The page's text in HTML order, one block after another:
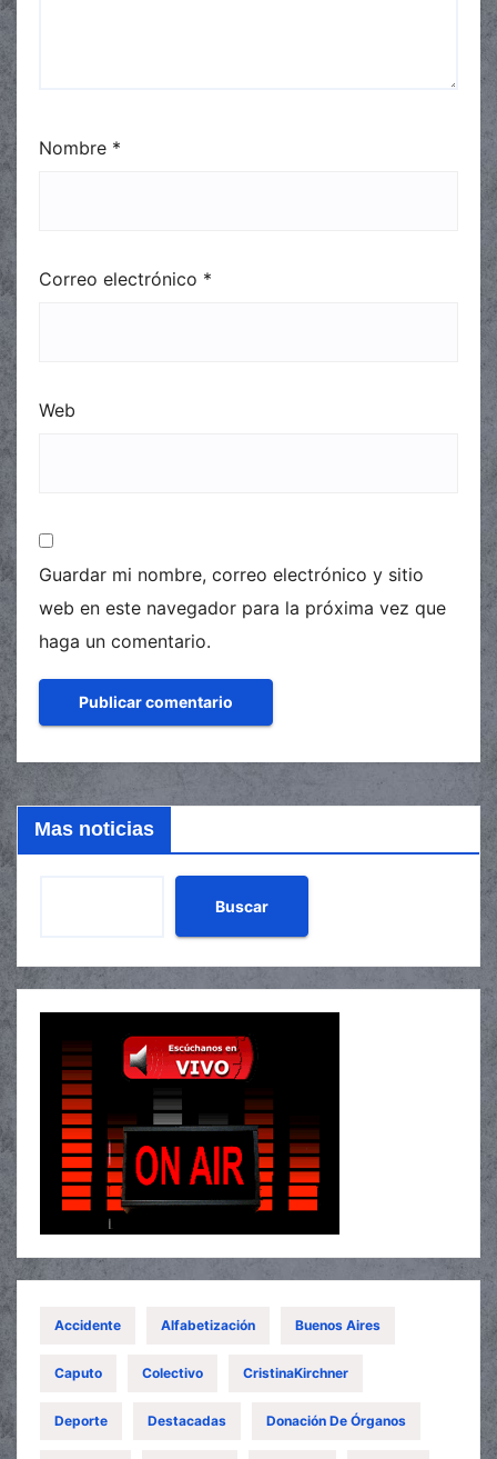
Nombre *
Correo electrónico *
Web
Guardar mi nombre, correo electrónico y sitio
web en este navegador para la próxima vez que
haga un comentario.
Mas noticias
Buscar
Accidente Alfabetización Buenos Aires
Caputo Colectivo CristinaKirchner
Deporte Destacadas Donación De Órganos